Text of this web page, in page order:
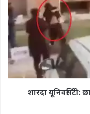
यूनिवर्सिटी:
छात्राओं
की
लड़ाई
का
वीडियो
वायरल
शारदा यूनिवर्सिटी: